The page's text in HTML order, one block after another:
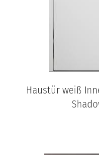
Haustür weiß